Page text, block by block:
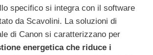
specifico si integra con il software
da Scavolini. La soluzioni di
di Canon si caratterizzano per
energetica che riduce i